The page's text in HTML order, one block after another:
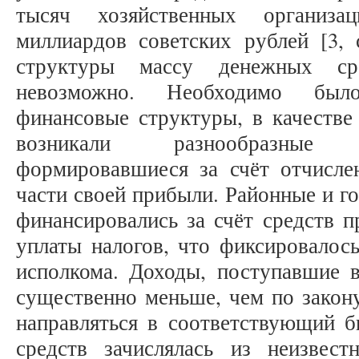
тысяч хозяйственных
миллиардов советских рублей
структуры массу денежных
невозможно. Необходимо
финансовые структуры, в
возникали
формировавшиеся за счёт
части своей прибыли. Районные и
финансировались за счёт средств
уплаты налогов, что
исполкома. Доходы,
существенно меньше, чем по
направляться в соответствующий
средств зачислялась из